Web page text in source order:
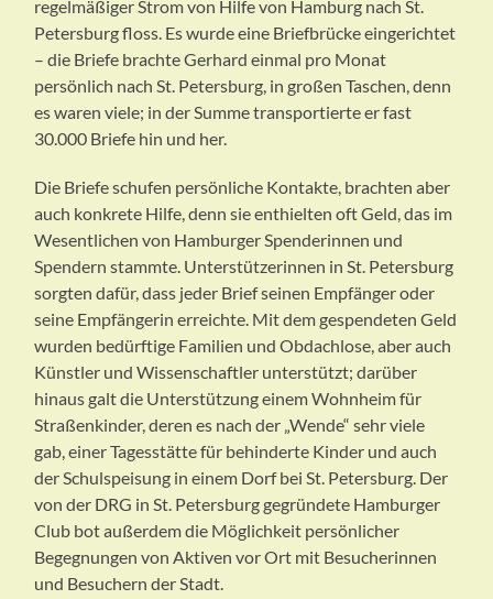
regelmäßiger Strom von Hilfe von Hamburg nach St.
Petersburg floss. Es wurde eine Briefbrücke eingerichtet
– die Briefe brachte Gerhard einmal pro Monat
persönlich nach St. Petersburg, in großen Taschen, denn
es waren viele; in der Summe transportierte er fast
30.000 Briefe hin und her.
Die Briefe schufen persönliche Kontakte, brachten aber
auch konkrete Hilfe, denn sie enthielten oft Geld, das im
Wesentlichen von Hamburger Spenderinnen und
Spendern stammte. Unterstützerinnen in St. Petersburg
sorgten dafür, dass jeder Brief seinen Empfänger oder
seine Empfängerin erreichte. Mit dem gespendeten Geld
wurden bedürftige Familien und Obdachlose, aber auch
Künstler und Wissenschaftler unterstützt; darüber
hinaus galt die Unterstützung einem Wohnheim für
Straßenkinder, deren es nach der „Wende“ sehr viele
gab, einer Tagesstätte für behinderte Kinder und auch
der Schulspeisung in einem Dorf bei St. Petersburg. Der
von der DRG in St. Petersburg gegründete Hamburger
Club bot außerdem die Möglichkeit persönlicher
Begegnungen von Aktiven vor Ort mit Besucherinnen
und Besuchern der Stadt.